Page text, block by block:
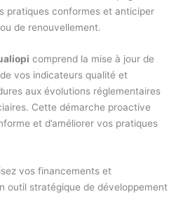
pratiques conformes et anticiper
de renouvellement.
comprend la mise à jour de
vos indicateurs qualité et
aux évolutions réglementaires
Cette démarche proactive
et d’améliorer vos pratiques
vos financements et
outil stratégique de développement